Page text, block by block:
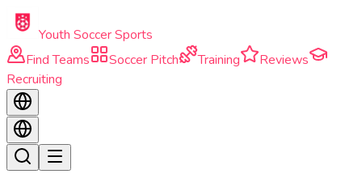
Skip to main content
Youth Soccer Sports
Find Teams
Soccer Pitch Training
Reviews
Recruiting